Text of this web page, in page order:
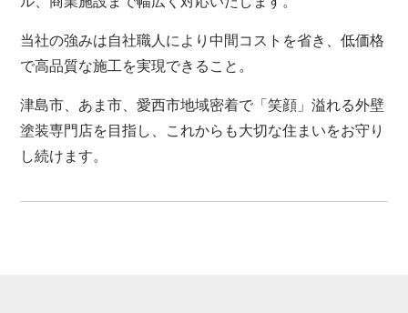
当社の強みは自社職人により中間コストを省き、低価格
で高品質な施工を実現できること。
津島市、あま市、愛西市地域密着で「笑顔」溢れる外壁
塗装専門店を目指し、これからも大切な住まいをお守り
し続けます。